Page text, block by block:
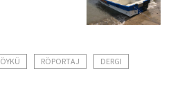
ÖYKÜ RÖPORTAJ DERGI